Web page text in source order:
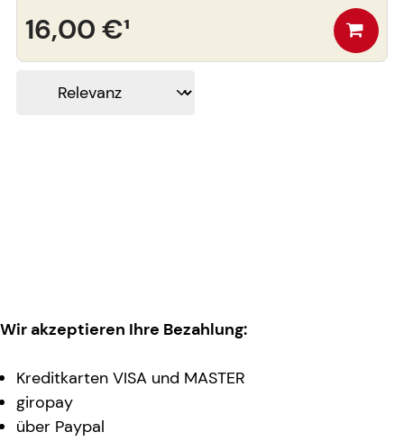
16,00 €¹
Wir akzeptieren Ihre Bezahlung:
Kreditkarten VISA und MASTER
giropay
über Paypal